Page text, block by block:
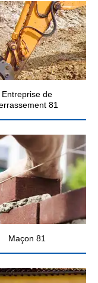
Entreprise de
81
Maçon 81